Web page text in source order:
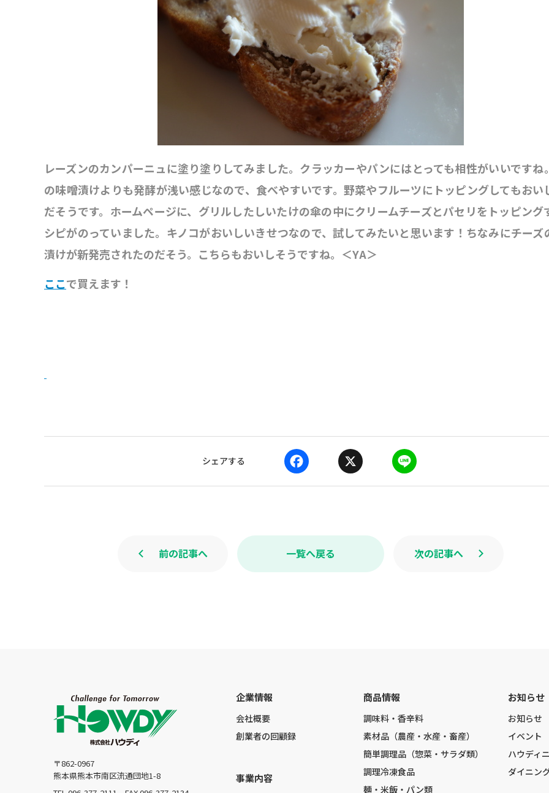
レーズンのカンパーニュに塗り塗りしてみました。クラッカーやパンにはとっても相性がいいですね
の味噌漬けよりも発酵が浅い感じなので、食べやすいです。野菜やフルーツにトッピングしてもおい
だそうです。ホームページに、グリルしたしいたけの傘の中にクリームチーズとパセリをトッピング
シピがのっていました。キノコがおいしいきせつなので、試してみたいと思います！ちなみにチーズ
漬けが新発売されたのだそう。こちらもおいしそうですね。＜YA＞
ここで買えます！
シェアする
a
o
i
一覧へ戻る
前の記事へ 次の記事へ
〒862-0967
熊本県熊本市南区流通団地1-8
企業情報
会社概要
創業者の回顧録
事業内容
商品情報
調味料・香辛料
素材品（農産・水産・畜産）
簡単調理品（惣菜・サラダ類）
調理冷凍食品
麺・米飯・パン類
お知らせ
お知らせ
イベント
ハウディ
ダイニン